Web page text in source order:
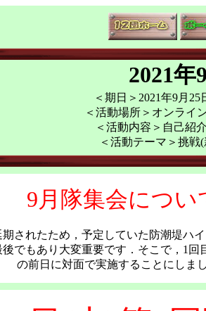
2021年
＜期日＞2021年9月
＜活動場所＞オンライ
＜活動内容＞自己紹
＜活動テーマ＞挑戦
9月隊集会につい
されたため，予定していた防潮堤ハ
でもあり大変重要です．そこで，1
の前日に対面で実施することにしまし